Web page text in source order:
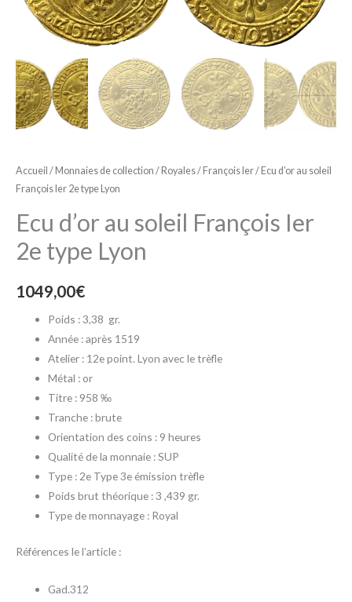
Accueil / Monnaies de collection / Royales/ François Ier/ Ecu d’or au soleil
François Ier 2e type Lyon
Ecu d’or au soleil François Ier
2e type Lyon
1049,00€
Poids : 3,38 gr.
Année : après 1519
Atelier : 12e point. Lyon avec le trèfle
Métal : or
Titre : 958 ‰
Tranche : brute
Orientation des coins : 9 heures
Qualité de la monnaie : SUP
Type : 2e Type 3e émission trèfle
Poids brut théorique : 3 ,439 gr.
Type de monnayage : Royal
Références le l’article :
Gad.312